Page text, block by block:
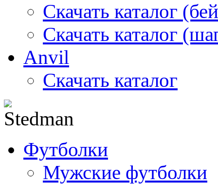
Скачать каталог
Скачать каталог
Anvil
Скачать каталог
Футболки
Мужские футболки